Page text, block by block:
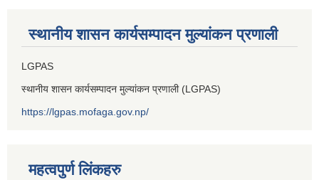
स्थानीय शासन कार्यसम्पादन मुल्यांकन प्रणाली
LGPAS
स्थानीय शासन कार्यसम्पादन मुल्यांकन प्रणाली (LGPAS)
https://lgpas.mofaga.gov.np/
महत्वपुर्ण लिंकहरु